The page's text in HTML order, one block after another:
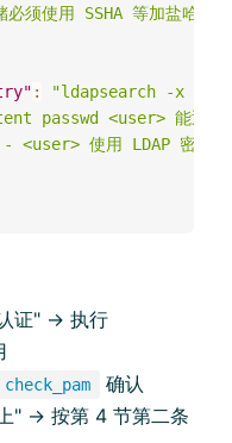
须使用 SSHA 等加盐哈希
:
"ldapsearch -x -b
passwd <user> 能返回
<user> 使用 LDAP 密码可
证" → 执行
check_pam
确认
" → 按第 4 节第二条